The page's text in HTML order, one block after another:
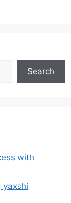
Search
with
yaxshi